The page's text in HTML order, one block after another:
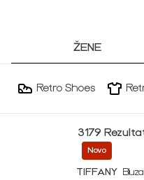
ŽENE
Retro Shoes
3179
Novo
TIFFANY
Bluza